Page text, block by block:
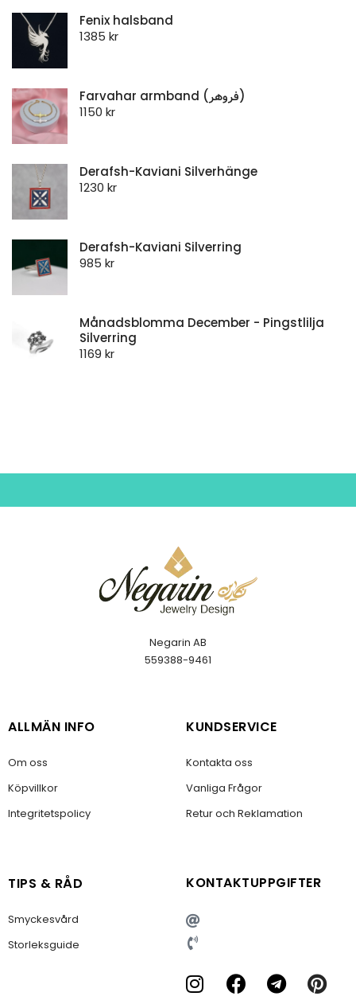
Fenix halsband
1385 kr
Farvahar armband (فروهر)
1150 kr
Derafsh-Kaviani Silverhänge
1230 kr
Derafsh-Kaviani Silverring
985 kr
Månadsblomma December - Pingstlilja
Silverring
1169 kr
Negarin AB
559388-9461
ALLMÄN INFO
Om oss
Köpvillkor
Integritetspolicy
KUNDSERVICE
Kontakta oss
Vanliga Frågor
Retur och Reklamation
TIPS & RÅD
Smyckesvård
Storleksguide
KONTAKTUPPGIFTER